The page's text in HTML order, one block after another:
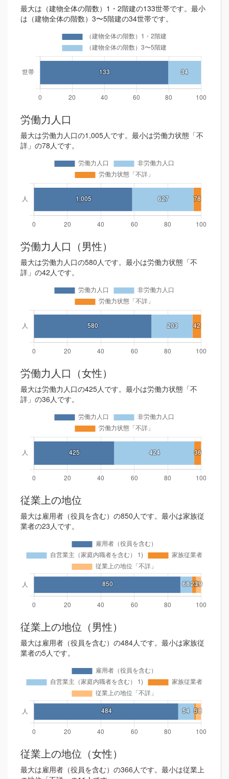
最大は（建物全体の階数）1・2階建の133世帯です。最小
は（建物全体の階数）3〜5階建の34世帯です。
労働力人口
最大は労働力人口の1,005人です。最小は労働力状態「不
詳」の78人です。
労働力人口（男性）
最大は労働力人口の580人です。最小は労働力状態「不
詳」の42人です。
労働力人口（女性）
最大は労働力人口の425人です。最小は労働力状態「不
詳」の36人です。
従業上の地位
最大は雇用者（役員を含む）の850人です。最小は家族従
業者の23人です。
従業上の地位（男性）
最大は雇用者（役員を含む）の484人です。最小は家族従
業者の5人です。
従業上の地位（女性）
最大は雇用者（役員を含む）の366人です。最小は従業上